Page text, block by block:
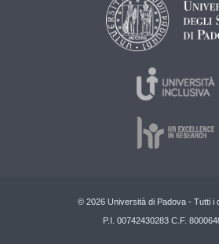
© 2026 Università di Padova - Tutti i
P.I. 00742430283 C.F.